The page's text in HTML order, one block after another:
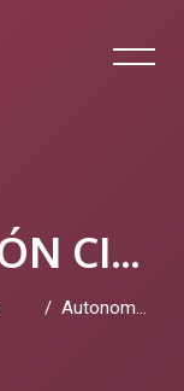
AULA PROTECCIÓN CIVIL SINALOA
Autonomous SOAR